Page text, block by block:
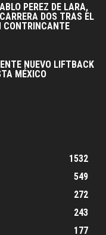
PEREZ DE LARA,
DOS TRAS EL
CONTRINCANTE
NUEVO LIFTBACK
MÉXICO
1532
549
272
243
177